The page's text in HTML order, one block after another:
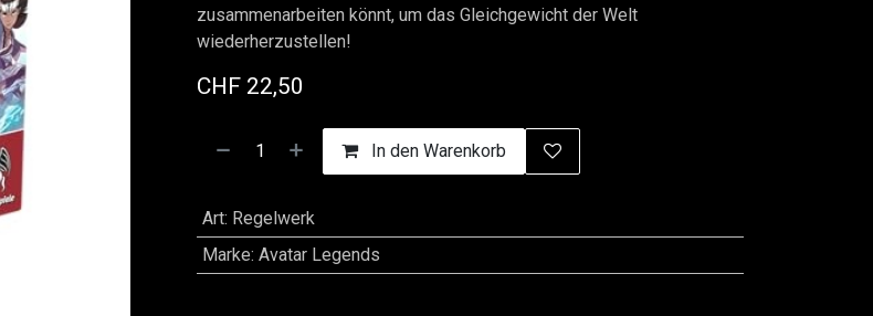
zusammenarbeiten könnt, um das Gleichgewicht der Welt
wiederherzustellen!
CHF 22,50
In den Warenkorb
Art: Regelwerk
Marke: Avatar Legends